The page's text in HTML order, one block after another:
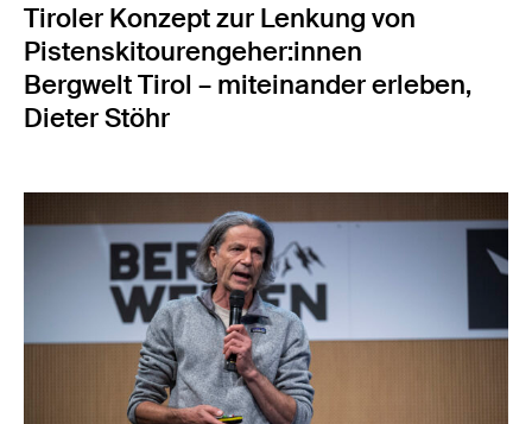
Tiroler Konzept zur Lenkung von
Pistenskitourengeher:innen
Bergwelt Tirol – miteinander erleben,
Dieter Stöhr